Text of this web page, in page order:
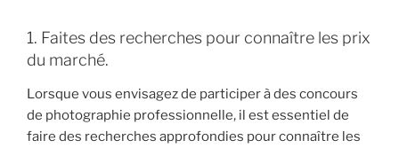
1. Faites des recherches pour connaître les prix
du marché.
Lorsque vous envisagez de participer à des concours
de photographie professionnelle, il est essentiel de
faire des recherches approfondies pour connaître les